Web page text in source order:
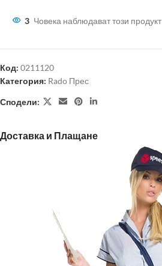
3 Човека наблюдават този продукт
Код: 0211120
Категория: Rado Прес
Сподели:
Доставка и Плащане